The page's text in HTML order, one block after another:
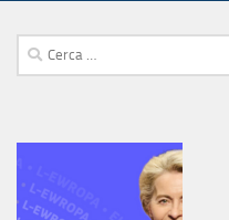
Ricerca
per: